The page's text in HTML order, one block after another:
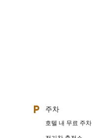
주차
호텔 내 무료 주차